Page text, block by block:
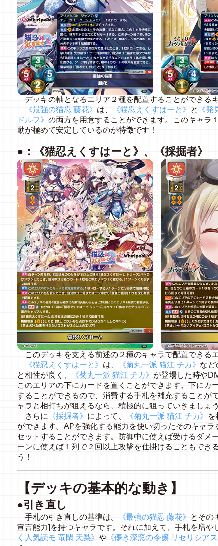
デッキの軸となるエリア２種を配置することができる
《最強の猫忍 藤花》 は、 《猫忍えくすはーと》 と
《
ドルフ》 の両方を用意することができます。このキャラ
動が極めて安定しているのが特徴です！
●：《猫忍えくすはーと》、《採掘者》
このデッキを支える前述の２種のキャラで配置できる
《猫忍えくすはーと》 は、 《菊丸一派 猫江 チカ》 など
と相性が良く、
《菊丸一派 猫江 チカ》 が登場した時や
このエリアの下にカードを置くことができます。下にカ
することができるので、消費する手札を補充することが
ャラと相打ちが狙えるなら、積極的に狙っていきましょ
さらに
《採掘者》 によって、 《菊丸一派 猫江 チカ》
を
ができます。APを強化する能力を使い切ったそのキャ
セットすることができます。防御中に使えば受けるダメ
ーンに使えば１列で２回以上攻撃を仕掛けることもでき
う！
【デッキの基本的な動き】
●引き直し
手札の引き直しの基準は、 《最強の猫忍 藤花》
とその
宣言能力]を持つキャラです。それに加えて、手札を増や
く人気読モ 竜閑 天梨》 や 《儚き深窓の令嬢 リセリシア